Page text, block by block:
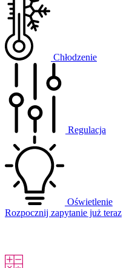
Chłodzenie
Regulacja
Oświetlenie
Rozpocznij zapytanie już teraz